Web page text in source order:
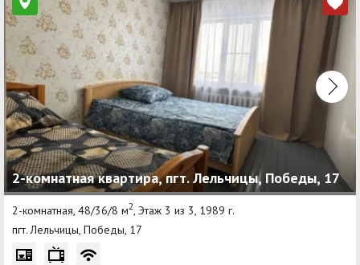
2-комнатная квартира, пгт. Лельчицы, Победы, 17
2-комнатная, 48/36/8 м2, Этаж 3 из 3, 1989 г.
пгт. Лельчицы, Победы, 17